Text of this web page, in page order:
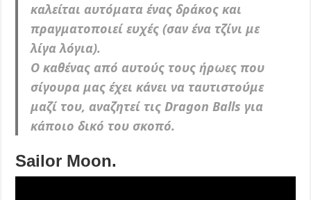
καλείται αυτόματα ένας δράκος και
πραγματοποιεί ευχές (σαν ένα τζίνι με
λίγα λόγια).
Ο καθένας από αυτούς τους ήρωες που
σίγουρα μας έχει κάνει να ταυτιστούμε
μαζί του, αναζητεί τις Dragon Balls για
κάποιο δικό του σκοπό.
Sailor Moon.